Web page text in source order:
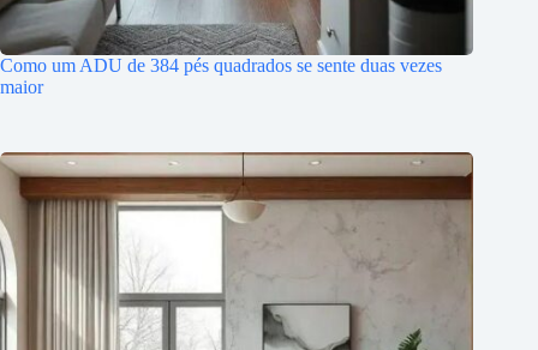
Como um ADU de 384 pés quadrados se sente duas vezes
maior